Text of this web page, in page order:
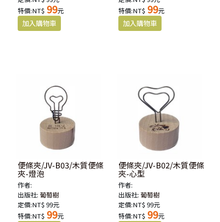
特價:NT$ 99元
特價:NT$ 99元
便條夾/JV-B03/木質便條
夾-燈泡
作者:
出版社:葡萄樹
定價:NT$ 99元
特價:NT$ 99元
便條夾/JV-B02/木質便條
夾-心型
作者:
出版社:葡萄樹
定價:NT$ 99元
特價:NT$ 99元